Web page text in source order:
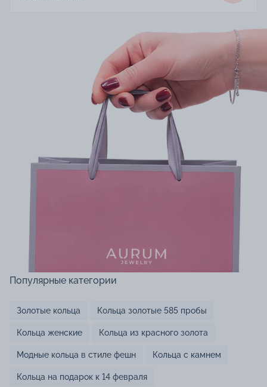
Популярные категории
Золотые кольца Кольца золотые 585 пробы
Кольца женские Кольца из красного золота
Модные кольца в стиле фешн Кольца с камнем
Кольца на подарок к 14 февраля